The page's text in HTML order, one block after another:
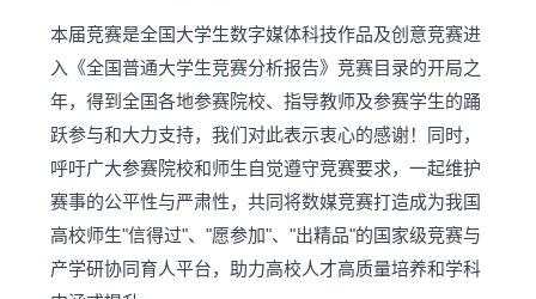
本届竞赛是全国大学生数字媒体科技作品及创意竞赛进
入《全国普通大学生竞赛分析报告》竞赛目录的开局之
年，得到全国各地参赛院校、指导教师及参赛学生的踊
跃参与和大力支持，我们对此表示衷心的感谢！同时，
呼吁广大参赛院校和师生自觉遵守竞赛要求，一起维护
赛事的公平性与严肃性，共同将数媒竞赛打造成为我国
高校师生"信得过"、"愿参加"、"出精品"的国家级竞赛与
产学研协同育人平台，助力高校人才高质量培养和学科